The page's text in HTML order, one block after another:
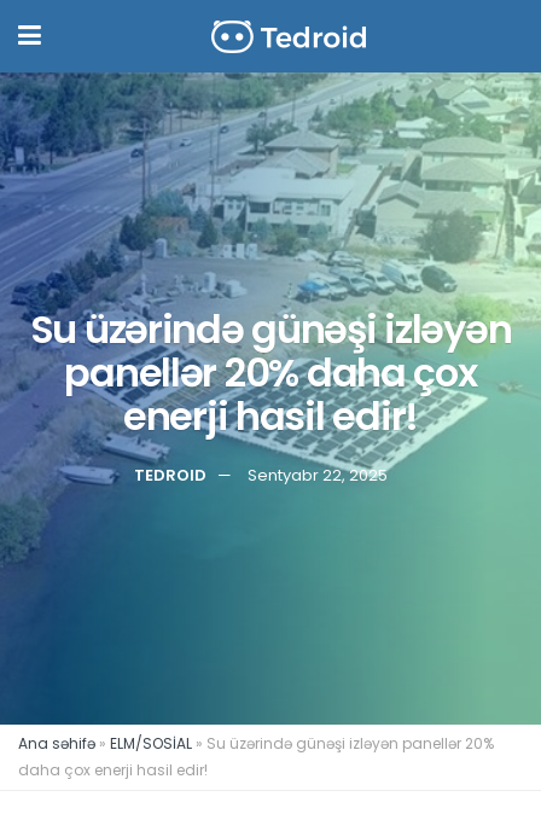
Su üzərində günəşi izləyən
panellər 20% daha çox
enerji hasil edir!
TEDROID Sentyabr 22, 2025
Ana səhifə » ELM/SOSİAL » Su üzərində günəşi izləyən panellər 20%
daha çox enerji hasil edir!